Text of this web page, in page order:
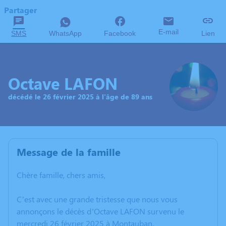
Partager
SMS WhatsApp Facebook E-mail Lien
Octave LAFON
décédé le 26 février 2025 à l'âge de 89 ans
Message de la famille
Chère famille, chers amis,
C’est avec une grande tristesse que nous vous
annonçons le décès d’Octave LAFON survenu le
mercredi 26 février 2025 à Montauban.